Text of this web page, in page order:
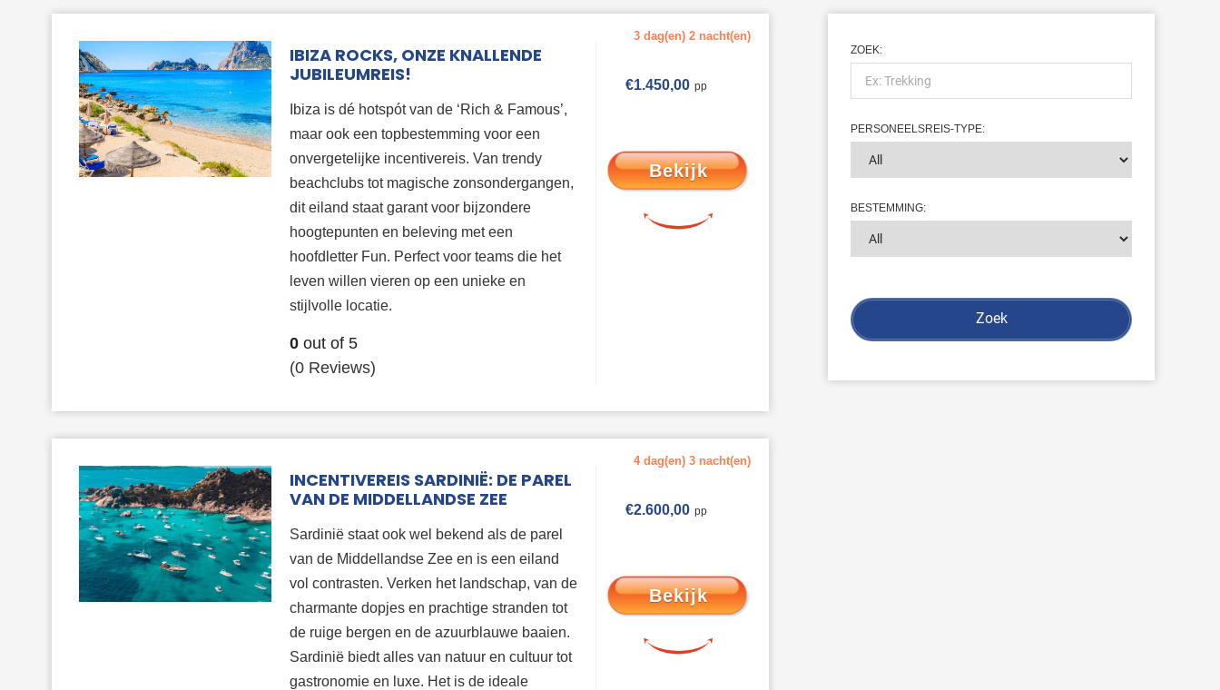
IBIZA ROCKS, ONZE KNALLENDE
JUBILEUMREIS!
Ibiza is dé hotspót van de ‘Rich & Famous’,
maar ook een topbestemming voor een
onvergetelijke incentivereis. Van trendy
beachclubs tot magische zonsondergangen,
dit eiland staat garant voor bijzondere
hoogtepunten en beleving met een
hoofdletter Fun. Perfect voor teams die het
leven willen vieren op een unieke en
stijlvolle locatie.
0out of 5
(0 Reviews)
3 dag(en) 2 nacht(en)
€1.450,00
Bekijk
INCENTIVEREIS SARDINIË: DE PAREL
VAN DE MIDDELLANDSE ZEE
Sardinië staat ook wel bekend als de parel
van de Middellandse Zee en is een eiland
vol contrasten. Verken het landschap, van de
charmante dopjes en prachtige stranden tot
de ruige bergen en de azuurblauwe baaien.
Sardinië biedt alles van natuur en cultuur tot
gastronomie en luxe. Het is de ideale
4 dag(en) 3 nacht(en)
€2.600,00
Bekijk
ZOEK:
PERSONEELSREIS-TYPE:
BESTEMMING: